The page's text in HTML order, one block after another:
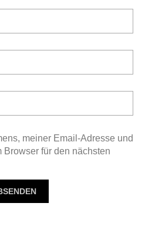
meiner Email-Adresse und
für den nächsten